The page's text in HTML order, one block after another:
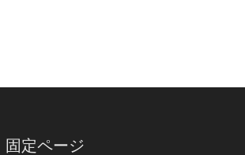
固定ページ